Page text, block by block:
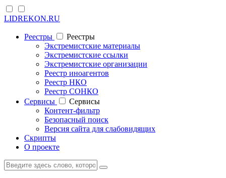
LIDREKON.RU
Реестры
Реестры
Экстремистские материалы
Экстремистские ссылки
Экстремистские организации
Реестр иноагентов
Реестр НКО
Реестр СОНКО
Cервисы
Cервисы
Контент-фильтр
Безопасный поиск
Версия сайта для слабовидящих
Скрипты
О проекте